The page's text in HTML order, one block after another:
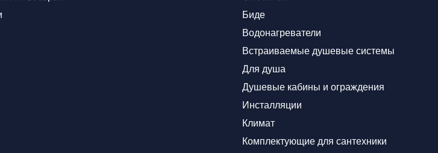
Биде
Водонагреватели
Встраиваемые душевые системы
Для душа
Душевые кабины и ограждения
Инсталляции
Климат
Комплектующие для сантехники